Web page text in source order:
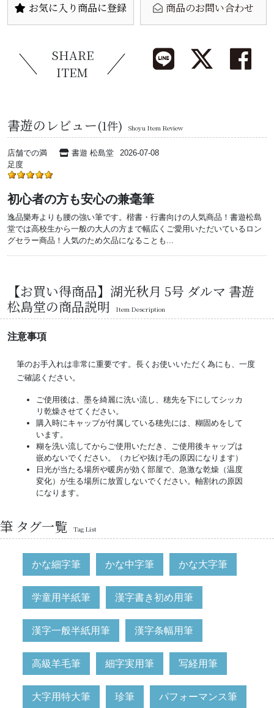
お気に入り商品に登録 商品のお問い合わせ
SHARE
ITEM
書遊のレビュー(1件) Shoyu Item Review
店舗での満
足度
書遊 松島堂 2026-07-08
初心者の方も安心の兼毫筆
逸品樂寿よりも腰の強い筆です。楷書・行書向けの人気商品！書遊松島
堂では高校生から一般の大人の方まで幅広くご愛用いただいているロン
グセラー商品！人気のため欠品になることも...
【お買い得商品】湖光秋月 5号 ダルマ 書遊
松島堂の商品説明
Item Description
注意事項
筆のお手入れは非常に重要です。長くお使いいただく為にも、一度
ご確認ください。
ご使用後は、墨を綺麗に洗い流し、穂先を下にしてシッカ
リ乾燥させてください。
購入時にキャップが付属している穂先には、糊固めをして
います。
糊を洗い流してからご使用いただき、ご使用後キャップは
嵌めないでください。（カビや抜け毛の原因になります）
日光が当たる場所や暖房が効く部屋で、急激な乾燥（温度
変化）が生る場所に放置しないでください。軸割れの原因
になります。
筆 タグ一覧 Tag List
かな細字筆 かな中字筆 かな大字筆
学童用半紙筆 漢字書き初め用筆
漢字一般半紙用筆 漢字条幅用筆
高級羊毛筆 細字実用筆 写経用筆
大字用特大筆 珍筆 パフォーマンス筆